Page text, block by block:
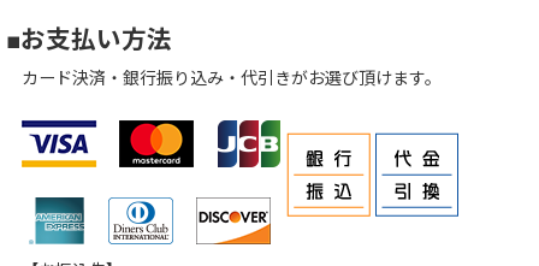
■お支払い方法
カード決済・銀行振り込み・代引きがお選び頂けます。